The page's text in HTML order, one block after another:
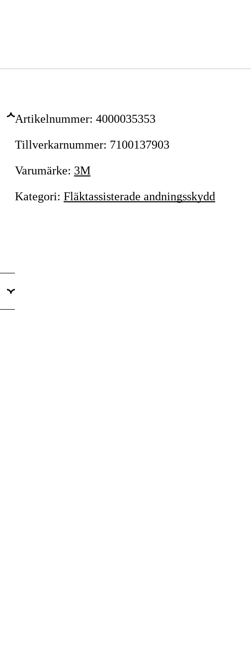
Artikelnummer: 4000035353
Tillverkarnummer: 7100137903
Varumärke: 3M
Kategori: Fläktassisterade andningsskydd